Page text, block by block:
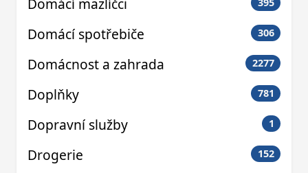
Domácí mazlíčci
Domácí spotřebiče 306
Domácnost a zahrada 2277
Doplňky 781
Dopravní služby 1
Drogerie 152